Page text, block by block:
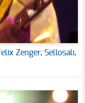
Zenger, Sellosali,